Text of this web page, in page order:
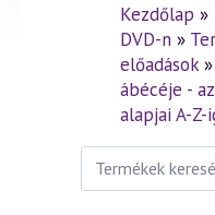
Kezdőlap »
DVD-n»
előadások»
ábécéje -
alapjai A-Z-
Keresés
következőre: